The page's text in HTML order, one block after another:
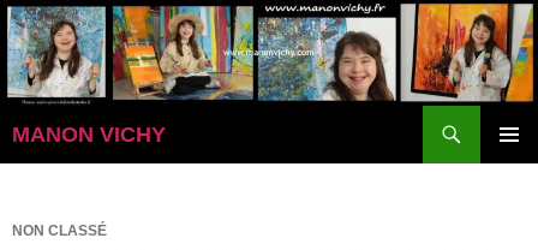
Aller
au
contenu
MANON VICHY
NON CLASSÉ